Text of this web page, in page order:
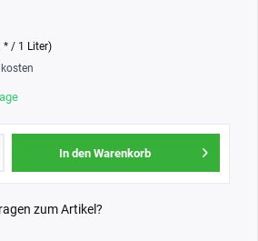
* / 1 Liter)
In den Warenkorb
zum Artikel?